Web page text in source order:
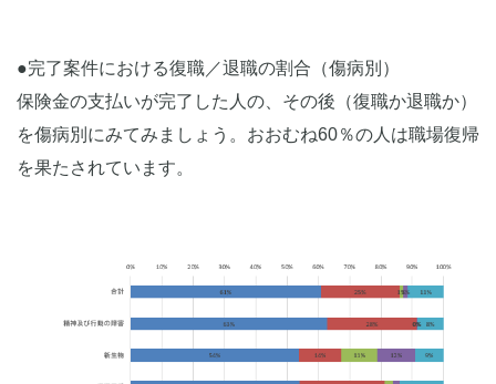
●完了案件における復職／退職の割合（傷病別）
保険金の支払いが完了した人の、その後（復職か退職か）
を傷病別にみてみましょう。おおむね60％の人は職場復帰
を果たされています。